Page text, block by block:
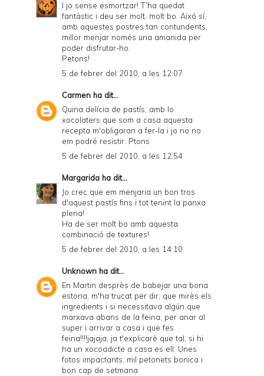
I jo sense esmortzar! T´ha quedat
fantàstic i deu ser molt, molt bo. Aixó sí,
amb aquestes postres tan contundents,
millor menjar només una amanida per
poder disfrutar-ho.
Petons!
5 de febrer del 2010, a les 12:07
Carmen ha dit...
Quina delícia de pastís, amb lo
xocolaters que som a casa aquesta
recepta m'obligaran a fer-la i jo no no
em podré resistir. Ptons
5 de febrer del 2010, a les 12:54
Margarida ha dit...
Jo crec que em menjaria un bon tros
d'aquest pastís fins i tot tenint la panxa
plena!
Ha de ser molt bo amb aquesta
combinació de textures!
5 de febrer del 2010, a les 14:10
Unknown ha dit...
En Martin desprès de babejar una bona
estona, m'ha trucat per dir, que mirès els
ingredients i si necessitava algún que
marxava abans de la feina, per anar al
super i arrivar a casa i que fes
feina!!!!jajaja, ja t'explicarè que tal, si hi
ha un xocoadicte a casa es ell. Unes
fotos impactants, mil petonets bonica i
bon cap de setmana